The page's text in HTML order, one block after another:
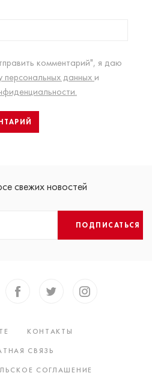
комментарий", я даю
персональных данных и
свежих новостей
ПОДПИСАТЬСЯ
КОНТАКТЫ
СВЯЗЬ
СОГЛАШЕНИЕ